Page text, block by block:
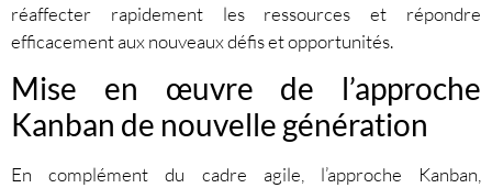
réaffecter rapidement les ressources et répondre
efficacement aux nouveaux défis et opportunités.
Mise en œuvre de l’approche
Kanban de nouvelle génération
En complément du cadre agile, l’approche Kanban,